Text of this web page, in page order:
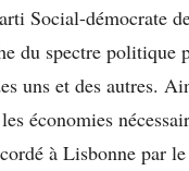
Social-démocrate
du spectre
uns et des autres.
économies
à Lisbonne par